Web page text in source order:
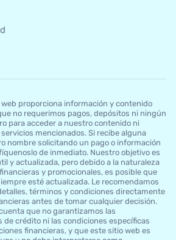
web proporciona información y contenido
no requerimos pagos, depósitos ni ningún
para acceder a nuestro contenido ni
mencionados. Si recibe alguna
nombre solicitando un pago o información
de inmediato. Nuestro objetivo es
y actualizada, pero debido a la naturaleza
y promocionales, es posible que
esté actualizada. Le recomendamos
términos y condiciones directamente
antes de tomar cualquier decisión.
que no garantizamos las
de crédito ni las condiciones específicas
financieras, y que este sitio web es